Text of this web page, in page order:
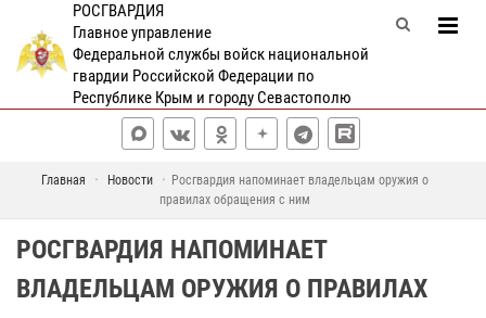
РОСГВАРДИЯ
Главное управление
Федеральной службы войск национальной
гвардии Российской Федерации по
Республике Крым и городу Севастополю
Главная Новости
Росгвардия напоминает владельцам оружия о
правилах обращения с ним
РОСГВАРДИЯ НАПОМИНАЕТ
ВЛАДЕЛЬЦАМ ОРУЖИЯ О ПРАВИЛАХ